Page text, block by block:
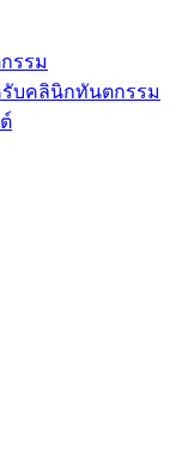
รรม
รับคลินิกทันตกรรม